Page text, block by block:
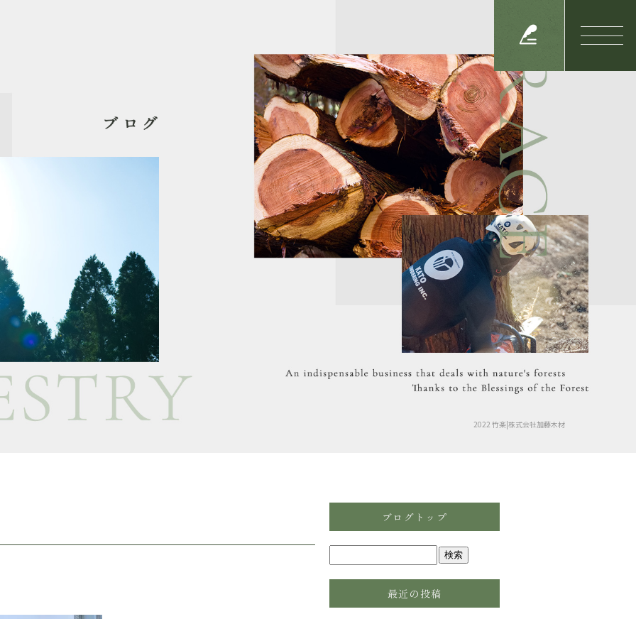
2022 竹楽|株式会社加藤木材
ブログトップ
最近の投稿